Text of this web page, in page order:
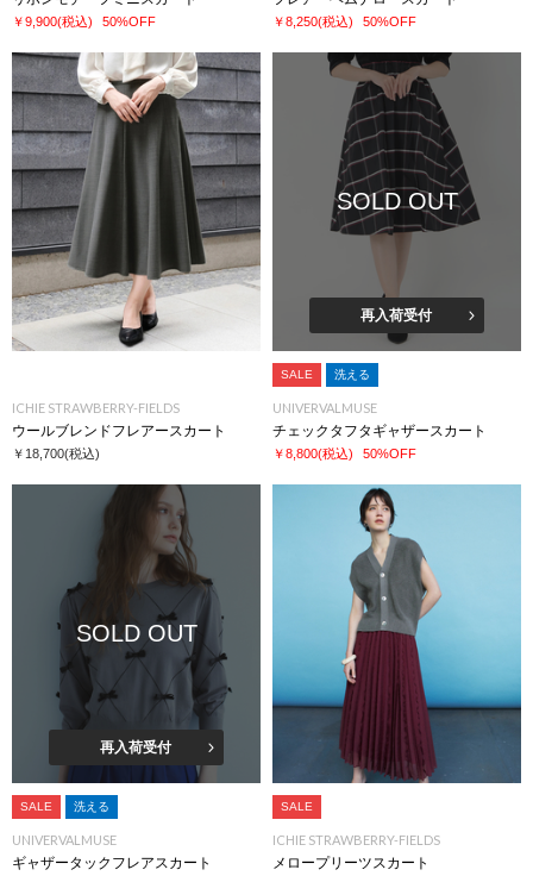
￥9,900(税込) 50%OFF ￥8,250(税込) 50%OFF
ICHIE STRAWBERRY-FIELDS
ウールブレンドフレアースカート
￥18,700(税込)
SOLD OUT
再入荷受付
SALE 洗える
UNIVERVALMUSE
チェックタフタギャザースカート
￥8,800(税込) 50%OFF
SOLD OUT
再入荷受付
SALE 洗える
UNIVERVALMUSE
ギャザータックフレアスカート
SALE
ICHIE STRAWBERRY-FIELDS
メロープリーツスカート